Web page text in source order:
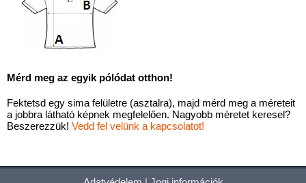
Mérd meg az egyik pólódat otthon!
Fektetsd egy sima felületre (asztalra), majd mérd meg a méreteit
a jobbra látható képnek megfelelően. Nagyobb méretet keresel?
Beszerezzük! Vedd fel velünk a kapcsolatot!